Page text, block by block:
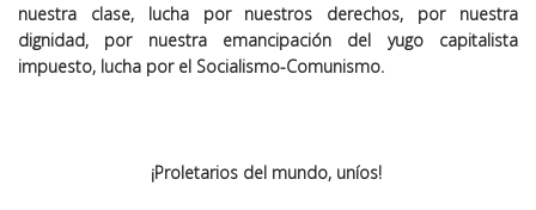
nuestra clase, lucha por nuestros derechos, por nuestra
dignidad, por nuestra emancipación del yugo capitalista
impuesto, lucha por el Socialismo-Comunismo.
¡Proletarios del mundo, uníos!